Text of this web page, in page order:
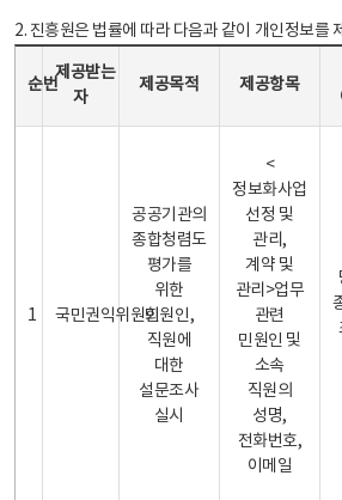
2. 진흥원은 법률에 따라 다음과 같이 개인정보를
순번
제공받는
자
제공목적 제공항목
1 국민권익위원회
공공기관의
종합청렴도
평가를
위한
민원인,
직원에
대한
설문조사
실시
<
정보화사업
선정 및
관리,
계약 및
관리>업무
관련
민원인 및
소속
직원의
성명,
전화번호,
이메일